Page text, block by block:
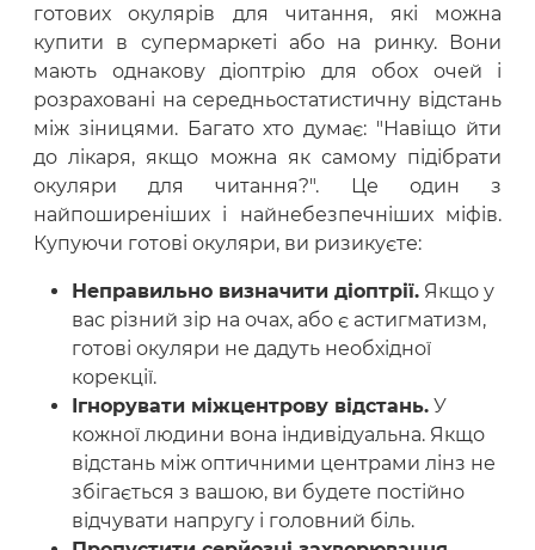
готових окулярів для читання, які можна
купити в супермаркеті або на ринку. Вони
мають однакову діоптрію для обох очей і
розраховані на середньостатистичну відстань
між зіницями. Багато хто думає: "Навіщо йти
до лікаря, якщо можна як самому підібрати
окуляри для читання?". Це один з
найпоширеніших і найнебезпечніших міфів.
Купуючи готові окуляри, ви ризикуєте:
Неправильно визначити діоптрії. Якщо у
вас різний зір на очах, або є астигматизм,
готові окуляри не дадуть необхідної
корекції.
Ігнорувати міжцентрову відстань. У
кожної людини вона індивідуальна. Якщо
відстань між оптичними центрами лінз не
збігається з вашою, ви будете постійно
відчувати напругу і головний біль.